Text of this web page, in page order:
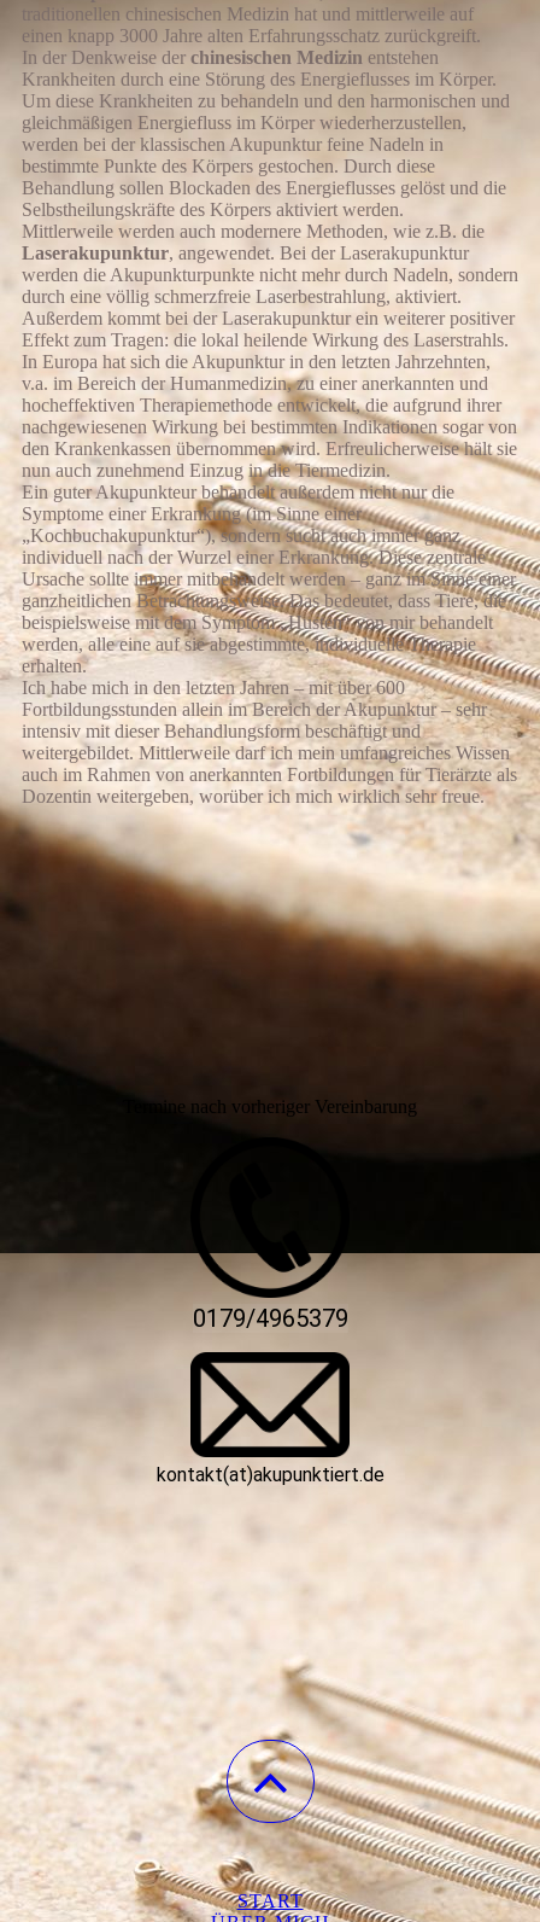
traditionellen chinesischen Medizin hat und mittlerweile auf
einen knapp 3000 Jahre alten Erfahrungsschatz zurückgreift.
In der Denkweise der chinesischen Medizin entstehen
Krankheiten durch eine Störung des Energieflusses im Körper.
Um diese Krankheiten zu behandeln und den harmonischen und
gleichmäßigen Energiefluss im Körper wiederherzustellen,
werden bei der klassischen Akupunktur feine Nadeln in
bestimmte Punkte des Körpers gestochen. Durch diese
Behandlung sollen Blockaden des Energieflusses gelöst und die
Selbstheilungskräfte des Körpers aktiviert werden.
Mittlerweile werden auch modernere Methoden, wie z.B. die
Laserakupunktur, angewendet. Bei der Laserakupunktur
werden die Akupunkturpunkte nicht mehr durch Nadeln, sondern
durch eine völlig schmerzfreie Laserbestrahlung, aktiviert.
Außerdem kommt bei der Laserakupunktur ein weiterer positiver
Effekt zum Tragen: die lokal heilende Wirkung des Laserstrahls.
In Europa hat sich die Akupunktur in den letzten Jahrzehnten,
v.a. im Bereich der Humanmedizin, zu einer anerkannten und
hocheffektiven Therapiemethode entwickelt, die aufgrund ihrer
nachgewiesenen Wirkung bei bestimmten Indikationen sogar von
den Krankenkassen übernommen wird. Erfreulicherweise hält sie
nun auch zunehmend Einzug in die Tiermedizin.
Ein guter Akupunkteur behandelt außerdem nicht nur die
Symptome einer Erkrankung (im Sinne einer
„Kochbuchakupunktur“), sondern sucht auch immer ganz
individuell nach der Wurzel einer Erkrankung. Diese zentrale
Ursache sollte immer mitbehandelt werden – ganz im Sinne einer
ganzheitlichen Betrachtungsweise. Das bedeutet, dass Tiere, die
beispielsweise mit dem Symptom „Husten“ von mir behandelt
werden, alle eine auf sie abgestimmte, individuelle Therapie
erhalten.
Ich habe mich in den letzten Jahren – mit über 600
Fortbildungsstunden allein im Bereich der Akupunktur – sehr
intensiv mit dieser Behandlungsform beschäftigt und
weitergebildet. Mittlerweile darf ich mein umfangreiches Wissen
auch im Rahmen von anerkannten Fortbildungen für Tierärzte als
Dozentin weitergeben, worüber ich mich wirklich sehr freue.
Termine nach vorheriger Vereinbarung
0179/4965379
kontakt(at)akupunktiert.de
START